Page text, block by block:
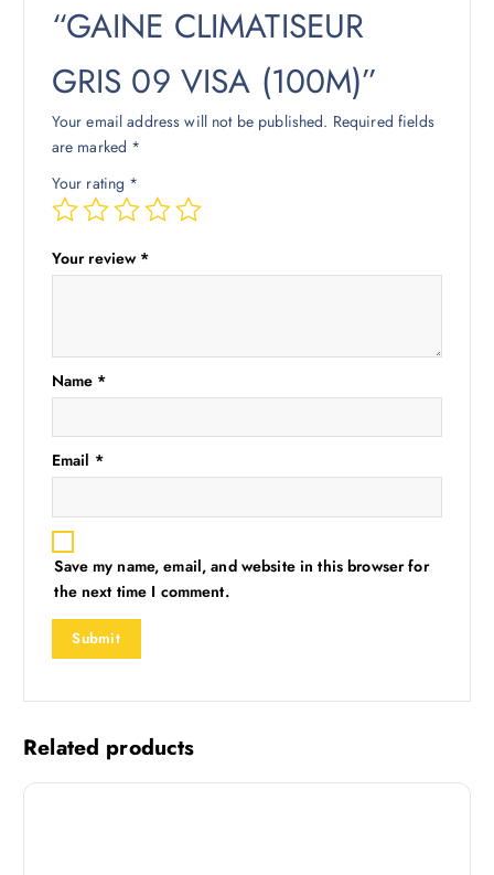
“GAINE CLIMATISEUR
GRIS 09 VISA (100M)”
Your email address will not be published. Required fields
are marked *
Your rating *
Your review *
Name *
Email *
Save my name, email, and website in this browser for
the next time I comment.
Related products